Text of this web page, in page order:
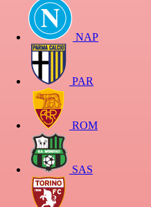
NAP
PAR
ROM
SAS